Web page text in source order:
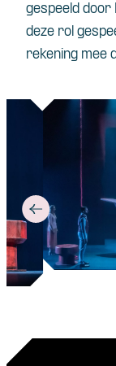
gespeeld door
deze rol
rekening mee